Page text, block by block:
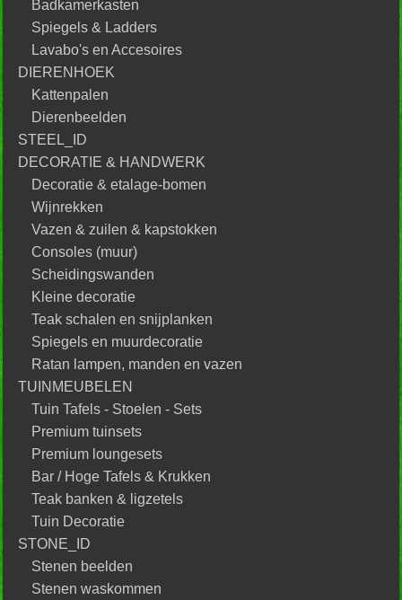
Badkamerkasten
Spiegels & Ladders
Lavabo's en Accesoires
DIERENHOEK
Kattenpalen
Dierenbeelden
STEEL_ID
DECORATIE & HANDWERK
Decoratie & etalage-bomen
Wijnrekken
Vazen & zuilen & kapstokken
Consoles (muur)
Scheidingswanden
Kleine decoratie
Teak schalen en snijplanken
Spiegels en muurdecoratie
Ratan lampen, manden en vazen
TUINMEUBELEN
Tuin Tafels - Stoelen - Sets
Premium tuinsets
Premium loungesets
Bar / Hoge Tafels & Krukken
Teak banken & ligzetels
Tuin Decoratie
STONE_ID
Stenen beelden
Stenen waskommen